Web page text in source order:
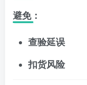
避免：
查验延误
扣货风险